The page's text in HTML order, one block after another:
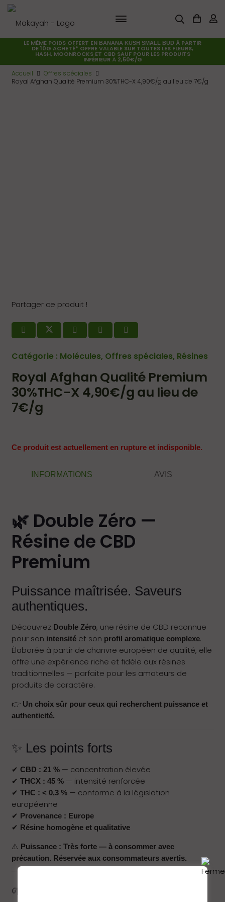
LE MÊME POIDS OFFERT EN BANANA KUSH SMALL BUD À PARTIR
DE 10G ACHETÉ* OFFRE VALABLE SUR TOUTES LES FLEURS,
HASH, MOONROCKS ET CBD SAUF POUR LES PRODUITS
INFÉRIEUR À 2,50€/G
Accueil
Offres spéciales
Royal Afghan Qualité Premium 30%THC-X 4,90€/g au lieu de 7€/g
Partager ce produit !
Catégorie : Molécules, Offres spéciales, Résines
Royal Afghan Qualité Premium
30%THC-X 4,90€/g au lieu de
7€/g
Ce produit est actuellement en rupture et indisponible.
INFORMATIONS AVIS
🌿 Double Zéro —
Résine de CBD
Premium
Puissance maîtrisée. Saveurs
authentiques.
Découvrez Double Zéro, une résine de CBD reconnue
pour son intensitéet son profil aromatique complexe.
Élaborée à partir de chanvre européen de qualité, elle
offre une expérience riche et fidèle aux résines
traditionnelles — parfaite pour les amateurs de
produits de caractère.
👉 Un choix sûr pour ceux qui recherchent puissance et
authenticité.
✨ Les points forts
✔ CBD : 21 %— concentration élevée
✔ THCX : 45 %— intensité renforcée
✔ THC : < 0,3 %— conforme à la législation
européenne
✔ Provenance : Europe
✔ Résine homogène et qualitative
⚠️ Puissance : Très forte — à consommer avec
précaution. Réservée aux consommateurs avertis.
🌱 Profil aromatique